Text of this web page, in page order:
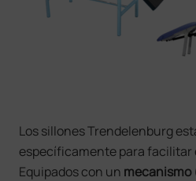
Los sillones Trendelenburg
específicamente para facilitar
Equipados con un mecanismo